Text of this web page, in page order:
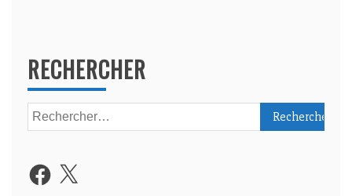
RECHERCHER
Rechercher :
Facebook
X